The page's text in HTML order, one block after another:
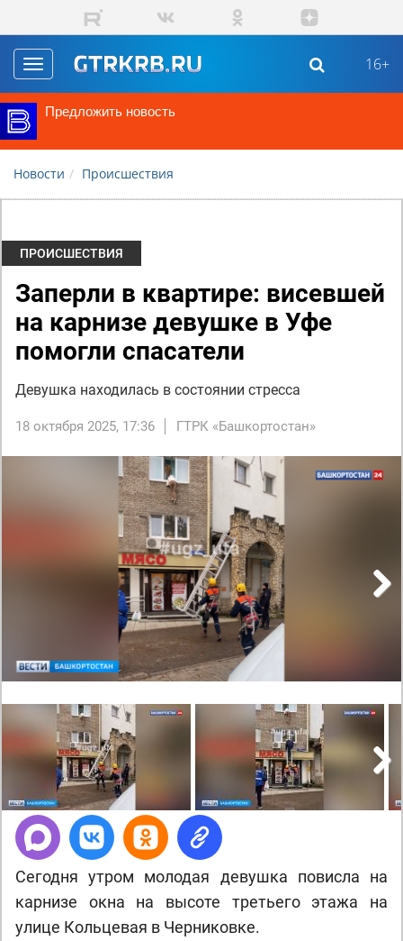
Перейти к основному содержанию
Toggle
navigation
16+
Предложить новость
Новости Происшествия
ПРОИСШЕСТВИЯ
Заперли в квартире: висевшей
на карнизе девушке в Уфе
помогли спасатели
Девушка находилась в состоянии стресса
18 октября 2025, 17:36 ГТРК «Башкортостан»
Сегодня утром молодая девушка повисла на
карнизе окна на высоте третьего этажа на
улице Кольцевая в Черниковке.